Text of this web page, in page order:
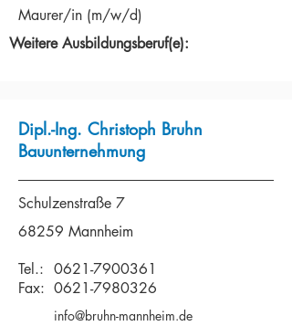
Maurer/in (m/w/d)
Weitere Ausbildungsberuf(e):
Dipl.-Ing. Christoph Bruhn
Bauunternehmung
Schulzenstraße 7
68259 Mannheim
Tel.:
Fax:
0621-7900361
0621-7980326
info@bruhn-mannheim.de